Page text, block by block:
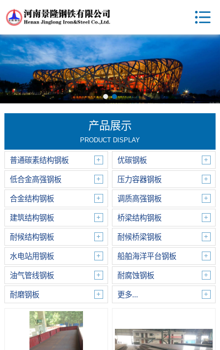
产品展示
PRODUCT DISPLAY
普通碳素结构钢板 优碳钢板
低合金高强钢板 压力容器钢板
合金结构钢板 调质高强钢板
建筑结构钢板 桥梁结构钢板
耐候结构钢板 耐候桥梁钢板
水电站用钢板 船舶海洋平台钢板
油气管线钢板 耐腐蚀钢板
耐磨钢板 更多...